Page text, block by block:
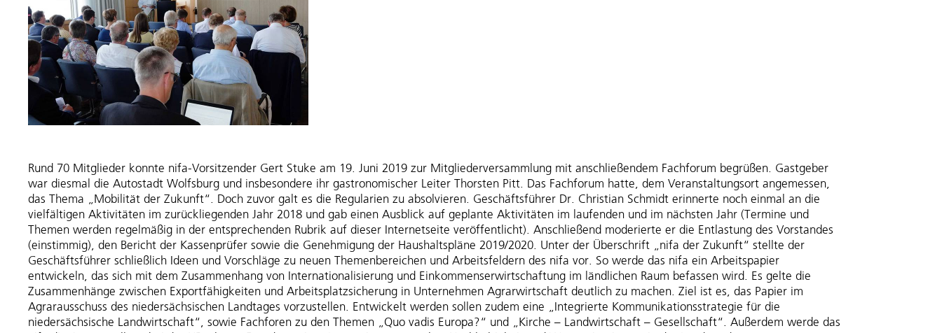
Rund 70 Mitglieder konnte nifa-Vorsitzender Gert Stuke am 19. Juni 2019 zur Mitgliederversammlung mit anschließendem Fachforum begrüßen. Gastgeber
war diesmal die Autostadt Wolfsburg und insbesondere ihr gastronomischer Leiter Thorsten Pitt. Das Fachforum hatte, dem Veranstaltungsort angemessen,
das Thema „Mobilität der Zukunft“. Doch zuvor galt es die Regularien zu absolvieren. Geschäftsführer Dr. Christian Schmidt erinnerte noch einmal an die
vielfältigen Aktivitäten im zurückliegenden Jahr 2018 und gab einen Ausblick auf geplante Aktivitäten im laufenden und im nächsten Jahr (Termine und
Themen werden regelmäßig in der entsprechenden Rubrik auf dieser Internetseite veröffentlicht). Anschließend moderierte er die Entlastung des Vorstandes
(einstimmig), den Bericht der Kassenprüfer sowie die Genehmigung der Haushaltspläne 2019/2020. Unter der Überschrift „nifa der Zukunft“ stellte der
Geschäftsführer schließlich Ideen und Vorschläge zu neuen Themenbereichen und Arbeitsfeldern des nifa vor. So werde das nifa ein Arbeitspapier
entwickeln, das sich mit dem Zusammenhang von Internationalisierung und Einkommenserwirtschaftung im ländlichen Raum befassen wird. Es gelte die
Zusammenhänge zwischen Exportfähigkeiten und Arbeitsplatzsicherung in Unternehmen Agrarwirtschaft deutlich zu machen. Ziel ist es, das Papier im
Agrarausschuss des niedersächsischen Landtages vorzustellen. Entwickelt werden sollen zudem eine „Integrierte Kommunikationsstrategie für die
niedersächsische Landwirtschaft“, sowie Fachforen zu den Themen „Quo vadis Europa?“ und „Kirche – Landwirtschaft – Gesellschaft“. Außerdem werde das